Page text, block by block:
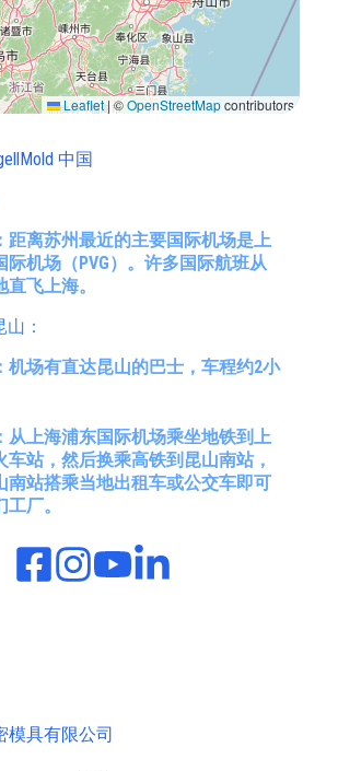
Leaflet|©OpenStreetMapcontributors
中国
距离苏州最近的主要国际机场是上
际机场（PVG）。许多国际航班从
飞上海。
：
机场有直达昆山的巴士，车程约2小
从上海浦东国际机场乘坐地铁到上
车站，然后换乘高铁到昆山南站，
南站搭乘当地出租车或公交车即可
厂。
模具有限公司